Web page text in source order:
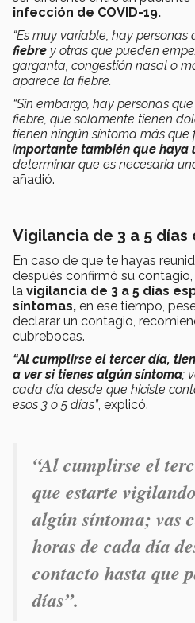
infección de COVID-19.
“Es muy variable, hay personas
fiebre y otras que pueden
garganta, congestión nasal o
aparece la fiebre.
“Sin embargo, hay personas
fiebre, que solamente tienen
tienen ningún síntoma más que
importante también que haya
determinar que es necesaria
añadió.
Vigilancia de 3 a 5
En caso de que te hayas
después confirmó su
la vigilancia de 3 a 5 días
síntomas, en ese tiempo,
declarar un contagio,
cubrebocas.
“Al cumplirse el tercer día,
a ver si tienes algún síntoma;
cada día desde que hiciste
esos 3 o 5 días”, explicó.
“Al cumplirse el
que estarte
algún síntoma; vas
horas de cada día
contacto hasta que
días”.